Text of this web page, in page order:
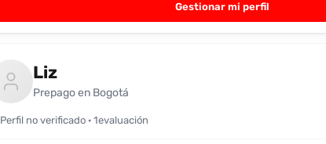
Gestionar mi perfil
Liz
Prepago en Bogotá
Perfil no verificado · 1evaluación